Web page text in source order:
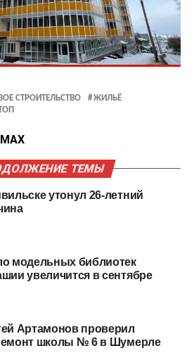
СТРОИТЕЛЬСТВО
ЖИЛЬЁ
ТЕМЫ
утонул 26-летний
модельных библиотек
увеличится в сентябре
Артамонов проверил
школы № 6 в Шумерле